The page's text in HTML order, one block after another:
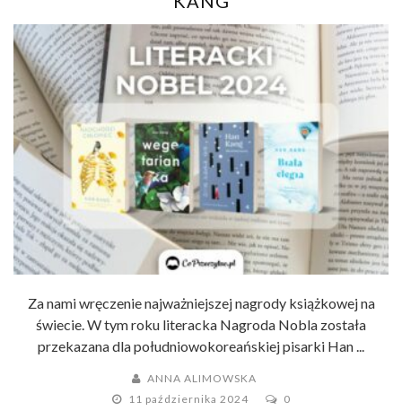
Za nami wręczenie najważniejszej nagrody książkowej na
świecie. W tym roku literacka Nagroda Nobla została
przekazana dla południowokoreańskiej pisarki Han ...
ANNA ALIMOWSKA
11 października 2024
0